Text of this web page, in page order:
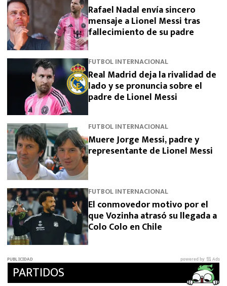
Rafael Nadal envía sincero
mensaje a Lionel Messi tras
fallecimiento de su padre
FUTBOL INTERNACIONAL
Real Madrid deja la rivalidad de
lado y se pronuncia sobre el
padre de Lionel Messi
FUTBOL INTERNACIONAL
Muere Jorge Messi, padre y
representante de Lionel Messi
FUTBOL INTERNACIONAL
El conmovedor motivo por el
que Vozinha atrasó su llegada a
Colo Colo en Chile